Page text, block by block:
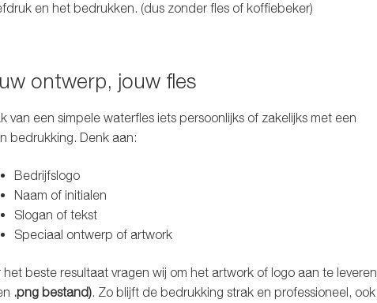
en het bedrukken. (dus zonder fles of koffiebeker)
ontwerp, jouw fles
van een simpele waterfles iets persoonlijks of zakelijks met een
bedrukking. Denk aan:
Bedrijfslogo
Naam of initialen
Slogan of tekst
Speciaal ontwerp of artwork
het beste resultaat vragen wij om het artwork of logo aan te leveren
.png bestand). Zo blijft de bedrukking strak en professioneel, ook